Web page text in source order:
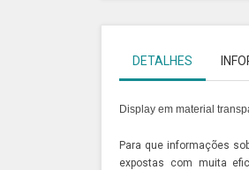
DETALHES
Display em material
Para que informações
expostas com muita